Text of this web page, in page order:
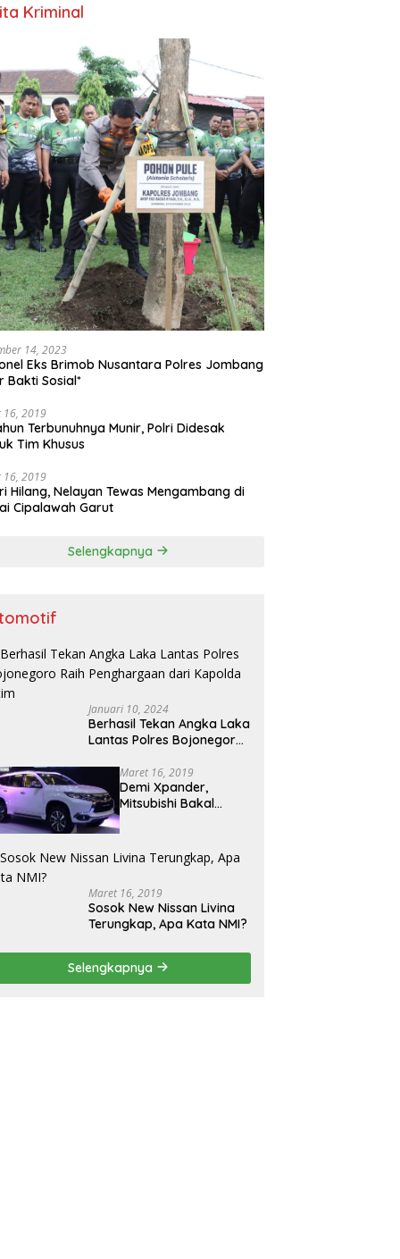
Kriminal
14, 2023
Eks Brimob Nusantara Polres Jombang
Bakti Sosial*
16, 2019
Terbunuhnya Munir, Polri Didesak
Tim Khusus
16, 2019
Hilang, Nelayan Tewas Mengambang di
Cipalawah Garut
Selengkapnya
Januari 10, 2024
Berhasil Tekan Angka Laka
Lantas Polres Bojonegoro
Kapolda Jatim
Maret 16, 2019
Demi Xpander,
Mitsubishi Bakal
Maret 16, 2019
Sosok New Nissan Livina
Terungkap, Apa Kata NMI?
Selengkapnya